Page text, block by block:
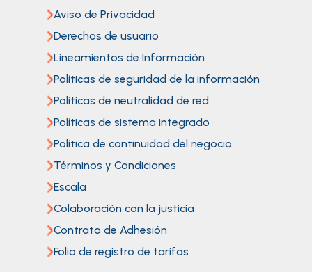
Aviso de Privacidad
Derechos de usuario
Lineamientos de Información
Políticas de seguridad de la información
Políticas de neutralidad de red
Políticas de sistema integrado
Política de continuidad del negocio
Términos y Condiciones
Escala
Colaboración con la justicia
Contrato de Adhesión
Folio de registro de tarifas